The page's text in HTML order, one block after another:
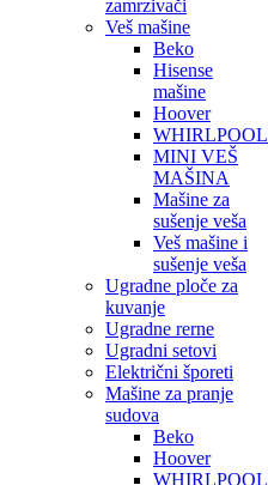
zamrzivači
Veš mašine
Beko
Hisense
mašine
Hoover
WHIRLPOOL
MINI VEŠ
MAŠINA
Mašine za
sušenje veša
Veš mašine i
sušenje veša
Ugradne ploče za
kuvanje
Ugradne rerne
Ugradni setovi
Električni šporeti
Mašine za pranje
sudova
Beko
Hoover
WHIRLPOOL